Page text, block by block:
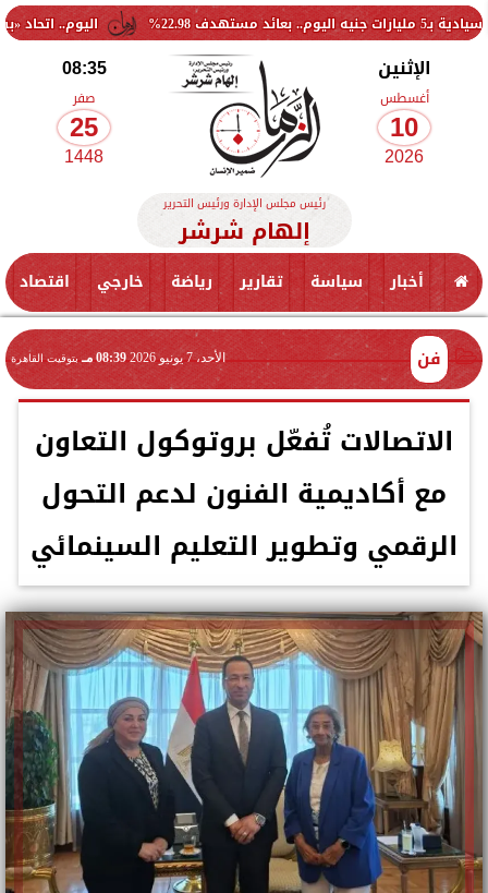
اليوم.. اتحاد «بشبابها»
الإثنين
أغسطس
10
2026
08:35
صفر
25
1448
رئيس مجلس الإدارة ورئيس التحرير
إلهام شرشر
أخبار سياسة تقارير رياضة خارجي اقتصاد
فن الأحد، 7 يونيو 2026 08:39 مـ بتوقيت القاهرة
الاتصالات تُفعّل بروتوكول التعاون
مع أكاديمية الفنون لدعم التحول
الرقمي وتطوير التعليم السينمائي